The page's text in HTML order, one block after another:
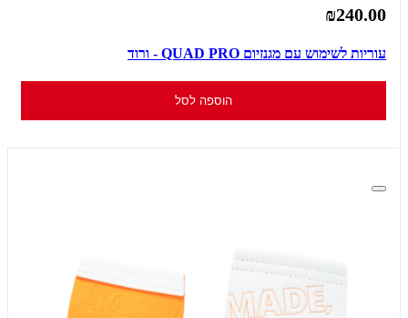
₪240.00
עוריות לשימוש עם מגנזיום QUAD PRO - ורוד
הוספה לסל